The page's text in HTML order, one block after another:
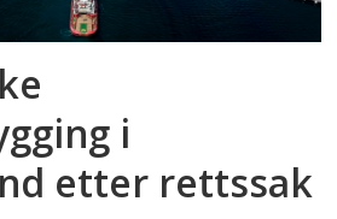
i
etter rettssak